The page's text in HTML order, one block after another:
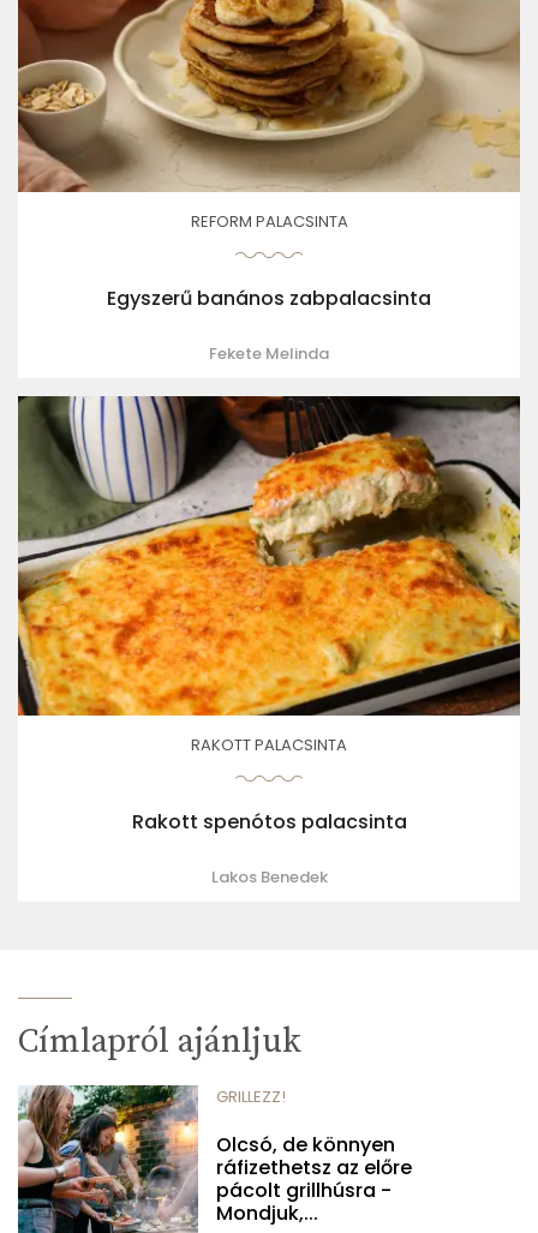
REFORM PALACSINTA
Egyszerű banános zabpalacsinta
Fekete Melinda
RAKOTT PALACSINTA
Rakott spenótos palacsinta
Lakos Benedek
Címlapról ajánljuk
GRILLEZZ!
Olcsó, de könnyen
ráfizethetsz az előre
pácolt grillhúsra -
Mondjuk,...